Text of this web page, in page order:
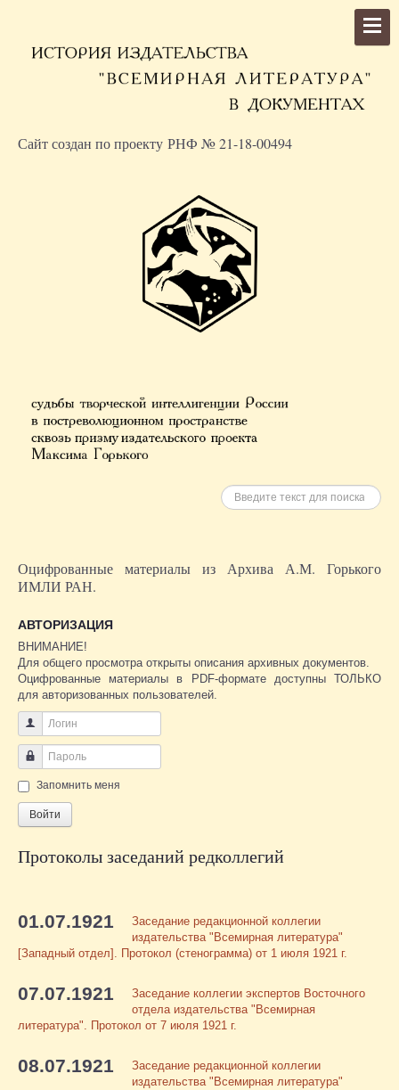
Сайт создан по проекту РНФ № 21-18-00494
Искать
Оцифрованные материалы из Архива А.М. Горького
ИМЛИ РАН.
АВТОРИЗАЦИЯ
ВНИМАНИЕ!
Для общего просмотра открыты описания архивных документов.
Оцифрованные материалы в PDF-формате доступны ТОЛЬКО
для авторизованных пользователей.
Логин
Пароль
Запомнить меня
Войти
Протоколы заседаний редколлегий
01.07.1921
Заседание редакционной коллегии
издательства "Всемирная литература"
[Западный отдел]. Протокол (стенограмма) от 1 июля 1921 г.
07.07.1921
Заседание коллегии экспертов Восточного
отдела издательства "Всемирная
литература". Протокол от 7 июля 1921 г.
08.07.1921
Заседание редакционной коллегии
издательства "Всемирная литература"